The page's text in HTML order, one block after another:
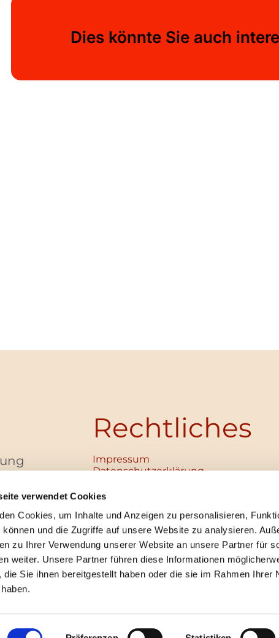
verwendet Cookies
Cookies, um Inhalte und Anzeigen zu personalisieren,
können und die Zugriffe auf unsere Website zu analysieren.
zu Ihrer Verwendung unserer Website an unsere Partner für
weiter. Unsere Partner führen diese Informationen
die Sie ihnen bereitgestellt haben oder die sie im Rahmen Ihrer
Dies könnte Sie auch
04
Rechtliches
Impressum
Datenschutz­erklärung
Institutionelles Schutzkonzept
Unabhängige Ansprechpersonen
Digitales Hinweisgebersystem
Impressum